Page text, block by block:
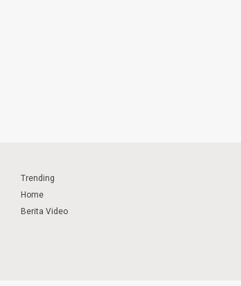
Trending
Home
Berita Video